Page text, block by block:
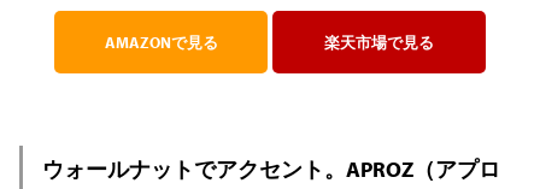
AMAZONで見る 楽天市場で見る
ウォールナットでアクセント。APROZ（アプロ